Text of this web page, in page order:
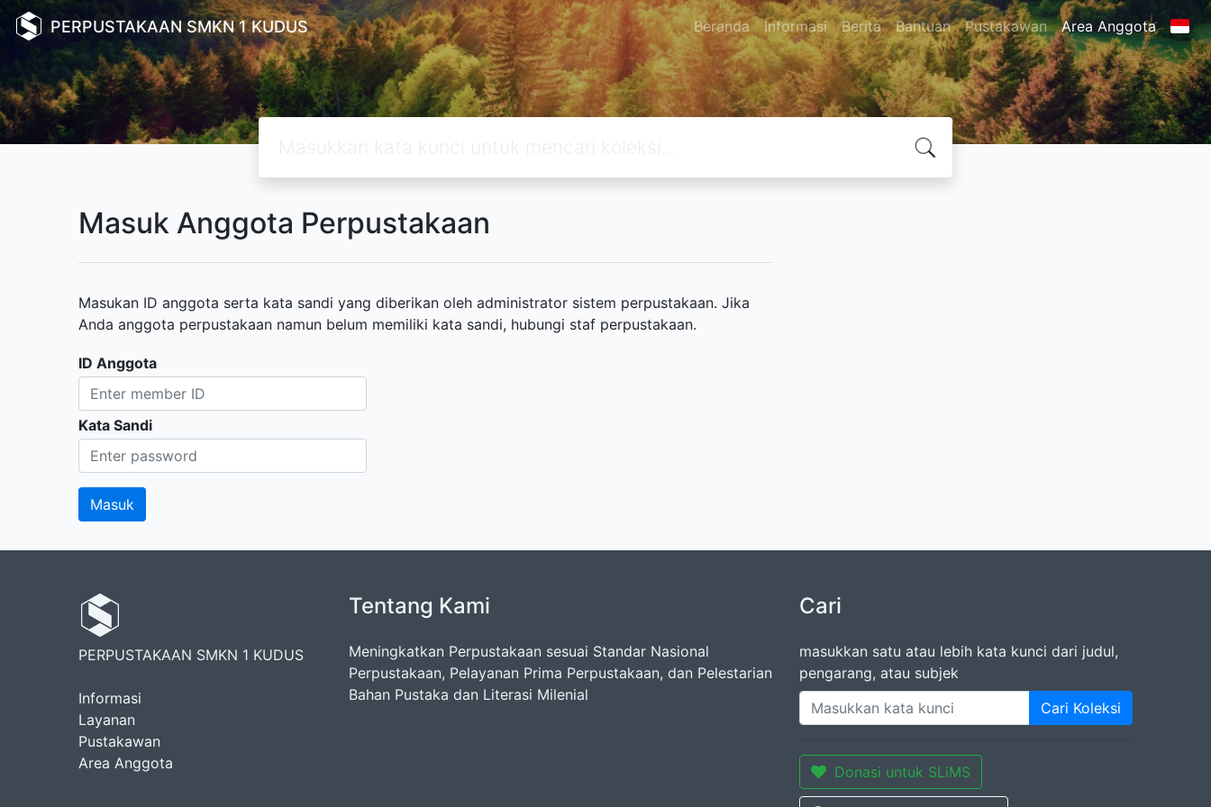
PERPUSTAKAAN SMKN 1 KUDUS Beranda Informasi Berita Bantuan Pustakawan Area Anggota
Masuk Anggota Perpustakaan
Masukan ID anggota serta kata sandi yang diberikan oleh administrator sistem perpustakaan. Jika
Anda anggota perpustakaan namun belum memiliki kata sandi, hubungi staf perpustakaan.
ID Anggota
Kata Sandi
PERPUSTAKAAN SMKN 1 KUDUS
Informasi
Layanan
Pustakawan
Area Anggota
Tentang Kami
Meningkatkan Perpustakaan sesuai Standar Nasional
Perpustakaan, Pelayanan Prima Perpustakaan, dan Pelestarian
Bahan Pustaka dan Literasi Milenial
Cari
masukkan satu atau lebih kata kunci dari judul,
pengarang, atau subjek
Cari Koleksi
Donasi untuk SLiMS